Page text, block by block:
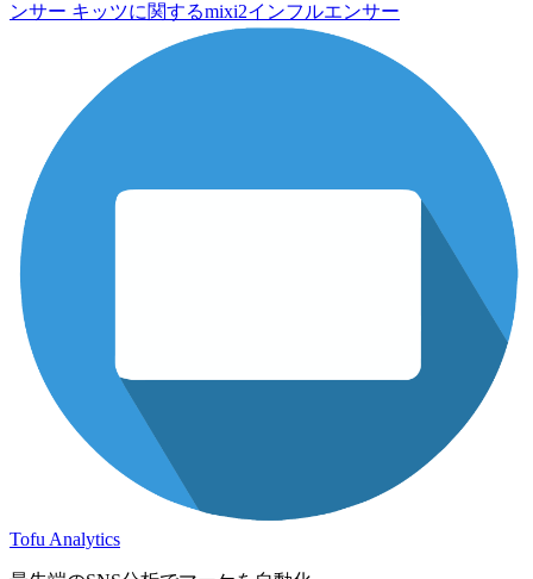
ンサー キッツに関するmixi2インフルエンサー
Tofu Analytics